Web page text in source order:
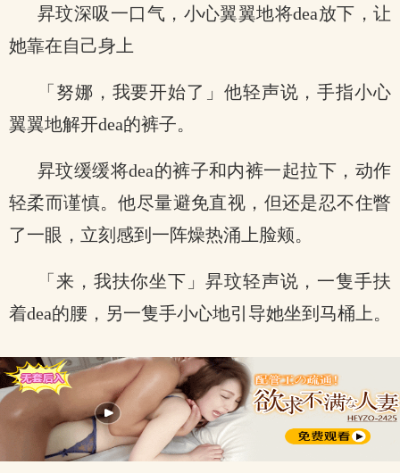
昇玟深吸一口气，小心翼翼地将dea放下，让
她靠在自己身上
「努娜，我要开始了」他轻声说，手指小心
翼翼地解开dea的裤子。
昇玟缓缓将dea的裤子和内裤一起拉下，动作
轻柔而谨慎。他尽量避免直视，但还是忍不住瞥
了一眼，立刻感到一阵燥热涌上脸颊。
「来，我扶你坐下」昇玟轻声说，一隻手扶
着dea的腰，另一隻手小心地引导她坐到马桶上。